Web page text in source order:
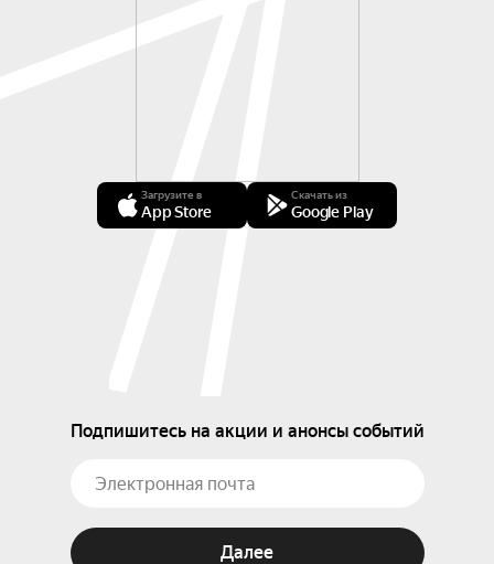
Загрузите в
App Store
Скачать из
Google Play
Подпишитесь на акции и анонсы событий
Далее